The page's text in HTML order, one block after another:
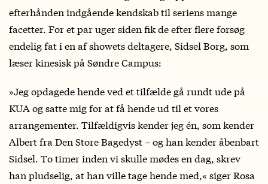
efterhånden indgående kendskab til seriens mange
facetter. For et par uger siden fik de efter flere forsøg
endelig fat i en af showets deltagere, Sidsel Borg, som
læser kinesisk på Søndre Campus:
»Jeg opdagede hende ved et tilfælde gå rundt ude på
KUA og satte mig for at få hende ud til et vores
arrangementer. Tilfældigvis kender jeg én, som kender
Albert fra Den Store Bagedyst – og han kender åbenbart
Sidsel. To timer inden vi skulle mødes en dag, skrev
han pludselig, at han ville tage hende med,« siger Rosa